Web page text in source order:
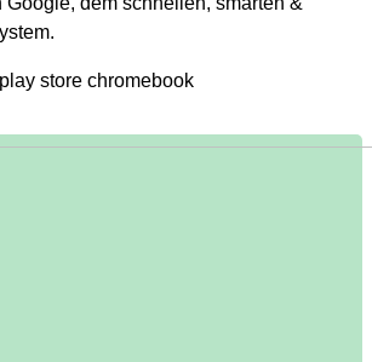
store chromebook